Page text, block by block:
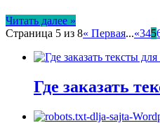
Читать далее »
Страница 5 из 8« Первая...«345
Где заказать